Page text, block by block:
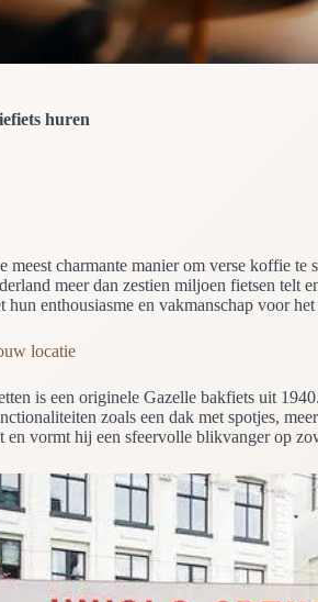
huren
meest charmante manier om verse koffie
meer dan zestien miljoen fietsen
hun enthousiasme en vakmanschap voor
locatie
is een originele Gazelle bakfiets uit
zoals een dak met spotjes,
en vormt hij een sfeervolle blikvanger op